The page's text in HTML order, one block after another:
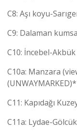
C8: Aşı koyu-
C9: Dalaman
C10: İncebel-
C10a: Manzara
(UNWAYMARKED)*
C11: Kapıdağı
C11a: Lydae-